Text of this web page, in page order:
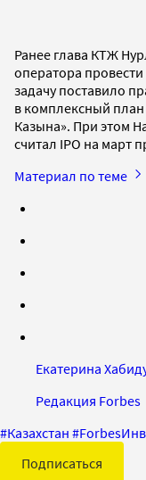
Ранее глава КТЖ
оператора провести
задачу поставило
в комплексный
Казына». При этом
считал IPO на март
Материал по теме
Екатерина
Редакция Forbes
#Казахстан #
Подписаться